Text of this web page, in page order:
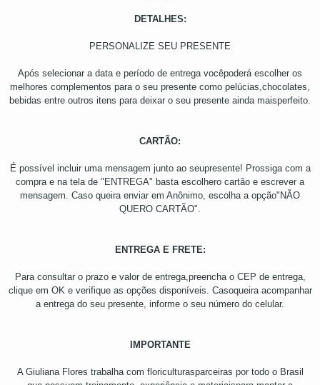
DETALHES:
PERSONALIZE SEU PRESENTE
Após selecionar a data e período de entrega vocêpoderá escolher os
melhores complementos para o seu presente como pelúcias,chocolates,
bebidas entre outros itens para deixar o seu presente ainda maisperfeito.
CARTÃO:
É possível incluir uma mensagem junto ao seupresente! Prossiga com a
compra e na tela de "ENTREGA" basta escolhero cartão e escrever a
mensagem. Caso queira enviar em Anônimo, escolha a opção"NÃO
QUERO CARTÃO".
ENTREGA E FRETE:
Para consultar o prazo e valor de entrega,preencha o CEP de entrega,
clique em OK e verifique as opções disponíveis. Casoqueira acompanhar
a entrega do seu presente, informe o seu número do celular.
IMPORTANTE
A Giuliana Flores trabalha com floriculturasparceiras por todo o Brasil